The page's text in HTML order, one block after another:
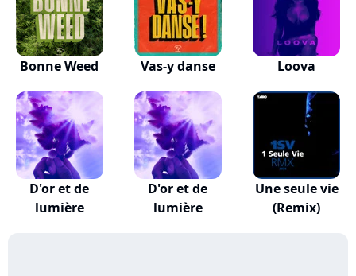
Bonne Weed Vas-y danse Loova
D'or et de
lumière
D'or et de
lumière
Une seule vie
(Remix)